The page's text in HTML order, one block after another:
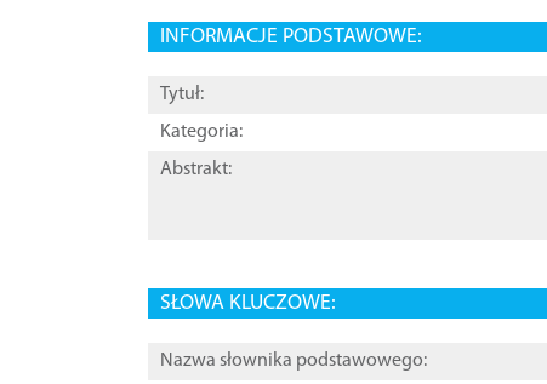
INFORMACJE PODSTAWOWE:
Tytuł:
Kategoria:
Abstrakt:
SŁOWA KLUCZOWE:
Nazwa słownika podstawowego: